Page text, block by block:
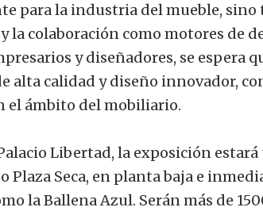
para la industria del mueble,
la colaboración como motores de
y diseñadores, se espera
alta calidad y diseño innovador,
el ámbito del mobiliario.
Libertad, la exposición estará
Plaza Seca, en planta baja e
la Ballena Azul. Serán más de